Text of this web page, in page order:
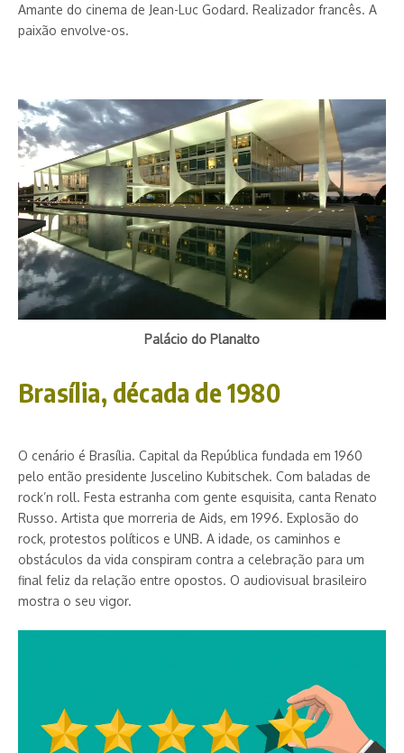
Amante do cinema de Jean-Luc Godard. Realizador francês. A
paixão envolve-os.
Palácio do Planalto
Brasília, década de 1980
O cenário é Brasília. Capital da República fundada em 1960
pelo então presidente Juscelino Kubitschek. Com baladas de
rock’n roll. Festa estranha com gente esquisita, canta Renato
Russo. Artista que morreria de Aids, em 1996. Explosão do
rock, protestos políticos e UNB. A idade, os caminhos e
obstáculos da vida conspiram contra a celebração para um
final feliz da relação entre opostos. O audiovisual brasileiro
mostra o seu vigor.